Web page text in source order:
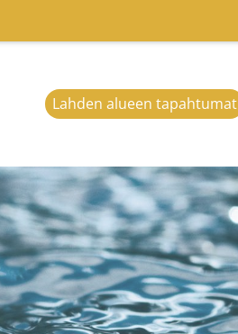
Lahden alueen tapahtumat